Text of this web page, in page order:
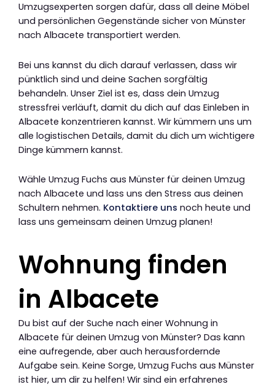
Umzugsexperten sorgen dafür, dass all deine Möbel
und persönlichen Gegenstände sicher von Münster
nach Albacete transportiert werden.
Bei uns kannst du dich darauf verlassen, dass wir
pünktlich sind und deine Sachen sorgfältig
behandeln. Unser Ziel ist es, dass dein Umzug
stressfrei verläuft, damit du dich auf das Einleben in
Albacete konzentrieren kannst. Wir kümmern uns um
alle logistischen Details, damit du dich um wichtigere
Dinge kümmern kannst.
Wähle Umzug Fuchs aus Münster für deinen Umzug
nach Albacete und lass uns den Stress aus deinen
Schultern nehmen. Kontaktiere uns noch heute und
lass uns gemeinsam deinen Umzug planen!
Wohnung finden
in Albacete
Du bist auf der Suche nach einer Wohnung in
Albacete für deinen Umzug von Münster? Das kann
eine aufregende, aber auch herausfordernde
Aufgabe sein. Keine Sorge, Umzug Fuchs aus Münster
ist hier, um dir zu helfen! Wir sind ein erfahrenes